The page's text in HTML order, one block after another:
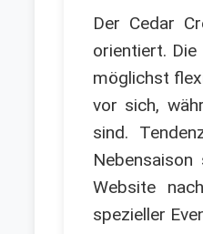
Der Cedar
orientiert.
möglichst
vor sich,
sind.
Website
spezieller